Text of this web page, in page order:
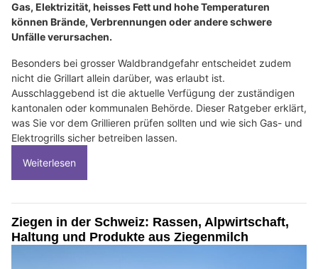
Gas, Elektrizität, heisses Fett und hohe Temperaturen
können Brände, Verbrennungen oder andere schwere
Unfälle verursachen.
Besonders bei grosser Waldbrandgefahr entscheidet zudem
nicht die Grillart allein darüber, was erlaubt ist.
Ausschlaggebend ist die aktuelle Verfügung der zuständigen
kantonalen oder kommunalen Behörde. Dieser Ratgeber erklärt,
was Sie vor dem Grillieren prüfen sollten und wie sich Gas- und
Elektrogrills sicher betreiben lassen.
Weiterlesen
Ziegen in der Schweiz: Rassen, Alpwirtschaft,
Haltung und Produkte aus Ziegenmilch